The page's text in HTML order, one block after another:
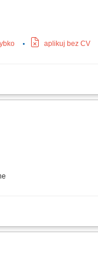
aplikuj bez CV
tym oświetlenie,
elektroenergetycznych